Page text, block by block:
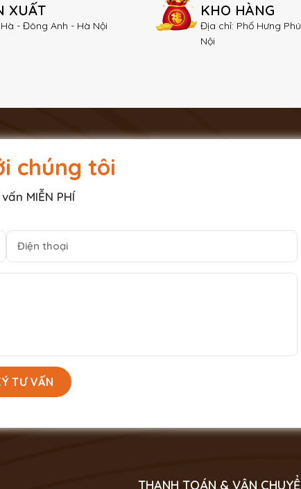
XUẤT
- Đông Anh - Hà Nội
KHO HÀNG
Địa chỉ: Phố Hưng
Nội
chúng tôi
MIỄN PHÍ
THANH TOÁN & VẬN